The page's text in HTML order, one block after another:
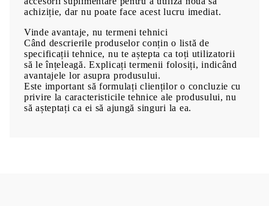
achiziție, dar nu poate face acest lucru imediat.
Vinde avantaje, nu termeni tehnici
Când descrierile produselor conțin o listă de
specificații tehnice, nu te aștepta ca toți utilizatorii
să le înțeleagă. Explicați termenii folosiți, indicând
avantajele lor asupra produsului.
Este important să formulați clienților o concluzie cu
privire la caracteristicile tehnice ale produsului, nu
să așteptați ca ei să ajungă singuri la ea.